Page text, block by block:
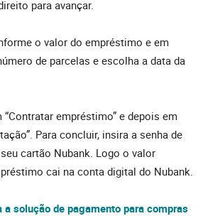
para avançar.
o valor do empréstimo e em
de parcelas e escolha a data da
empréstimo” e depois em
Para concluir, insira a senha de
cartão Nubank. Logo o valor
cai na conta digital do Nubank.
a solução de pagamento para compras